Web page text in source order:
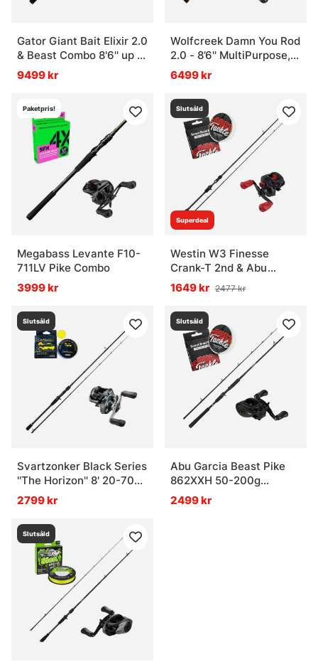
Gator Giant Bait Elixir 2.0
& Beast Combo 8'6'' up to
300 Gram
9499 kr
Wolfcreek Damn You Rod
2.0 - 8’6'' MultiPurpose,
6oz/180g Combo
6499 kr
Paketpris!
Megabass Levante F10-
711LV Pike Combo
3999 kr
Superdeal
Slutsåld
Westin W3 Finesse
Crank-T 2nd & Abu
Garcia Max X Combo
1649 kr 2477 kr
Slutsåld
Svartzonker Black Series
''The Horizon'' 8' 20-70g
Curado Downsize Combo
2799 kr
Slutsåld
Abu Garcia Beast Pike
862XXH 50-200g
Casting Combo
2499 kr
Slutsåld